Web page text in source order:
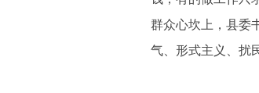
群众心坎上，县委
气、形式主义、扰